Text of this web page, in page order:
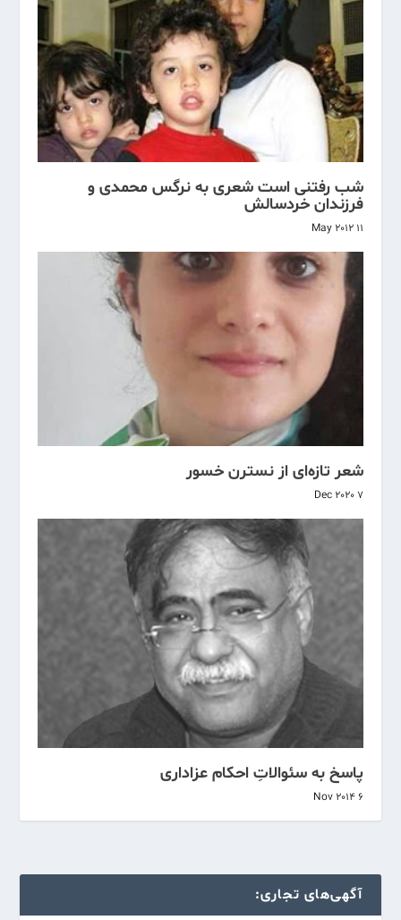
شب رفتنی است شعری به نرگس محمدی و
فرزندان خردسالش
11 May 2012
شعر تازه‌ای از نسترن خسور
7 Dec 2020
پاسخ به سئوالاتِ احکام عزاداری
6 Nov 2014
آگهی‌های تجاری: